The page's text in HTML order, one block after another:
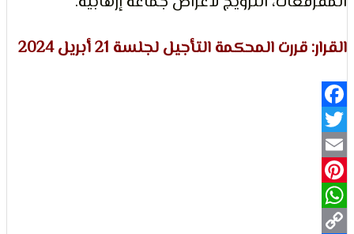
المحكمة التأجيل لجلسة 21 أبريل 2024